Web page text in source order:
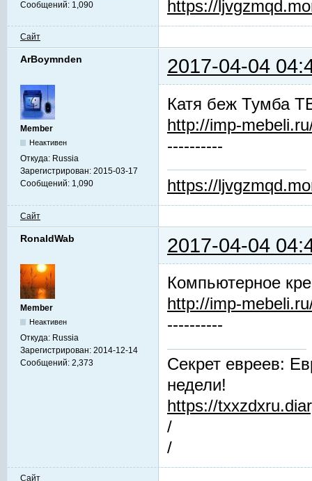
Сообщений: 1,090 https://
Сайт
ArBoymnden 2017-04-04
Member
Неактивен
Откуда: Russia
Зарегистрирован: 2015-03-17
Сообщений: 1,090
Катя беж Тумба
http://imp-
----------
https://
Сайт
RonaldWab 2017-04-04
Member
Неактивен
Откуда: Russia
Зарегистрирован: 2014-12-14
Сообщений: 2,373
Компьютерное
http://imp-
----------
Секрет евреев:
недели!
https://
/
/
Сайт